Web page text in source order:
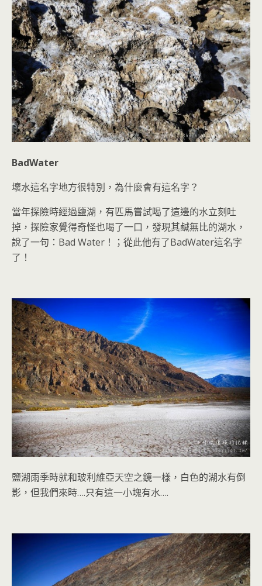
BadWater
壞水這名字地方很特別，為什麼會有這名字？
當年探險時經過鹽湖，有匹馬嘗試喝了這邊的水立刻吐
掉，探險家覺得奇怪也喝了一口，發現其鹹無比的湖水，
說了一句： Bad Water ！；從此他有了BadWater這名字
了！
鹽湖雨季時就和玻利維亞天空之鏡一樣，白色的湖水有倒
影，但我們來時….只有這一小塊有水….